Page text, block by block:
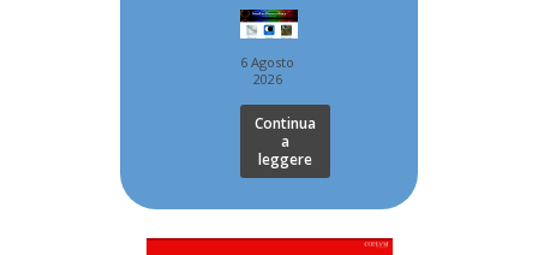
6 Agosto
2026
Continua
a
leggere